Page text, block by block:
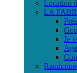
Location
LA
Je